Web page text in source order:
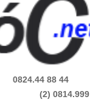
88 44
(2) 0814.999